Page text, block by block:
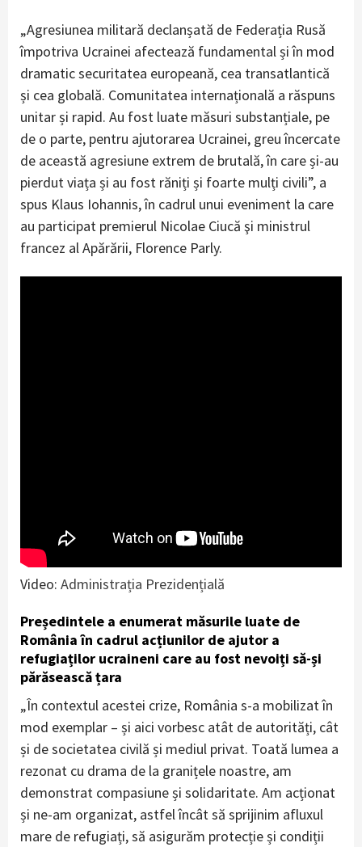
„Agresiunea militară declanșată de Federația Rusă
împotriva Ucrainei afectează fundamental și în mod
dramatic securitatea europeană, cea transatlantică
și cea globală. Comunitatea internațională a răspuns
unitar și rapid. Au fost luate măsuri substanțiale, pe
de o parte, pentru ajutorarea Ucrainei, greu încercate
de această agresiune extrem de brutală, în care și-au
pierdut viața și au fost răniți și foarte mulți civili”, a
spus Klaus Iohannis, în cadrul unui eveniment la care
au participat premierul Nicolae Ciucă şi ministrul
francez al Apărării, Florence Parly.
Video: Administrația Prezidențială
Președintele a enumerat măsurile luate de
România în cadrul acțiunilor de ajutor a
refugiaților ucraineni care au fost nevoiți să-și
părăsească țara
„În contextul acestei crize, România s-a mobilizat în
mod exemplar – și aici vorbesc atât de autorități, cât
și de societatea civilă și mediul privat. Toată lumea a
rezonat cu drama de la granițele noastre, am
demonstrat compasiune și solidaritate. Am acționat
și ne-am organizat, astfel încât să sprijinim afluxul
mare de refugiați, să asigurăm protecție și condiții